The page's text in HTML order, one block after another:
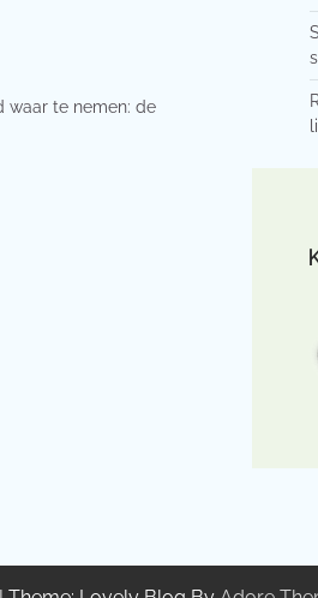
waar te nemen: de